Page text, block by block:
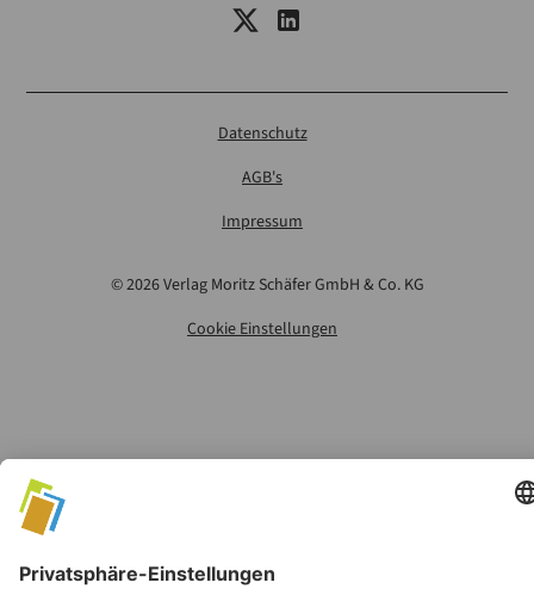
©2026Verlag Moritz Schäfer GmbH & Co. KG
Datenschutz
AGB's
Impressum
Cookie Einstellungen